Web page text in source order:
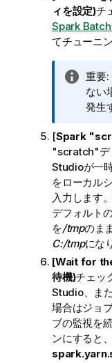
ィを設定)チ
Spark
てチューニ
情
報
メ
重要:
ない
発生
[Spark
"scratch"デ
Studioが一
をローカル
入力します
デフォルト
を/tmpのま
C:/tmpにな
[Wait for
待機)チェッ
Studio、ま
場合はジョ
ブの監視を
ンにすると、